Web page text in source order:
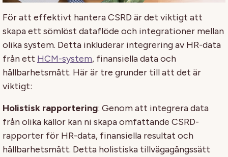
För att effektivt hantera CSRD är det viktigt att
skapa ett sömlöst dataflöde och integrationer mellan
olika system. Detta inkluderar integrering av HR-data
från ett HCM-system, finansiella data och
hållbarhetsmått. Här är tre grunder till att det är
viktigt:
Holistisk rapportering: Genom att integrera data
från olika källor kan ni skapa omfattande CSRD-
rapporter för HR-data, finansiella resultat och
hållbarhetsmått. Detta holistiska tillvägagångssätt